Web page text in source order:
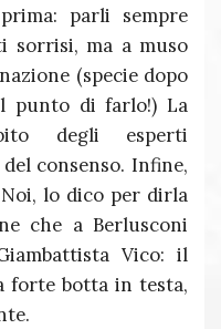
parli sempre
sorrisi, ma a muso
(specie dopo
punto di farlo!) La
degli esperti
consenso. Infine,
Noi, lo dico per dirla
che a Berlusconi
Vico: il
forte botta in testa,